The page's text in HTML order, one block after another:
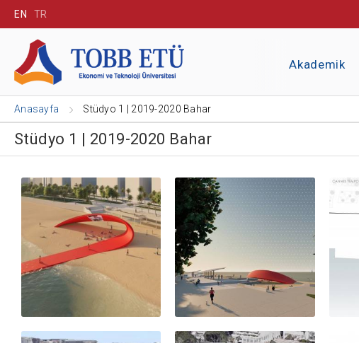
EN TR
Akademik
Anasayfa Stüdyo 1 | 2019-2020 Bahar
Stüdyo 1 | 2019-2020 Bahar